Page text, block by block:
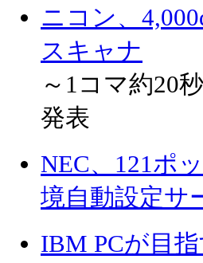
ニコン、
スキャナ
～1コマ約20
発表
NEC、121ポ
境自動設定サ
IBM PCが目